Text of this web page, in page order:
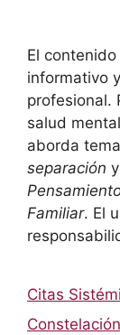
El contenido
informativo
profesional.
salud
aborda
separación y
Familiar. El
Citas